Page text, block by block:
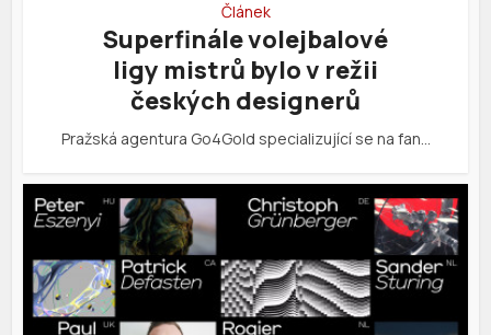
Článek
Superfinále volejbalové
ligy mistrů bylo v režii
českých designerů
Pražská agentura Go4Gold specializující se na fan…